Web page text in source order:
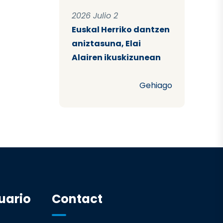
2026 Julio 2
Euskal Herriko dantzen
aniztasuna, Elai
Alairen ikuskizunean
Gehiago
Contact